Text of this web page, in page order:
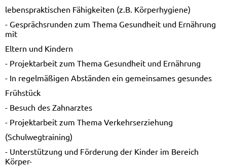
lebenspraktischen Fähigkeiten (z.B. Körperhygiene)
- Gesprächsrunden zum Thema Gesundheit und Ernährung
mit
Eltern und Kindern
- Projektarbeit zum Thema Gesundheit und Ernährung
- In regelmäßigen Abständen ein gemeinsames gesundes
Frühstück
- Besuch des Zahnarztes
- Projektarbeit zum Thema Verkehrserziehung
(Schulwegtraining)
- Unterstützung und Förderung der Kinder im Bereich
Körper-